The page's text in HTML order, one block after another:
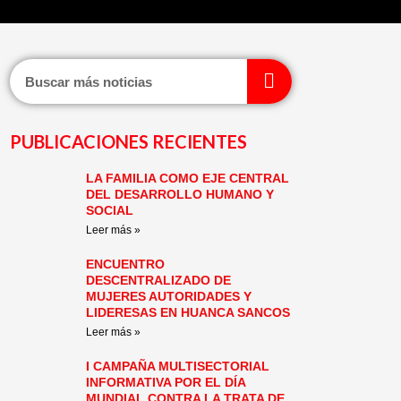
Search
PUBLICACIONES RECIENTES
LA FAMILIA COMO EJE CENTRAL
DEL DESARROLLO HUMANO Y
SOCIAL
Leer más »
ENCUENTRO
DESCENTRALIZADO DE
MUJERES AUTORIDADES Y
LIDERESAS EN HUANCA SANCOS
Leer más »
I CAMPAÑA MULTISECTORIAL
INFORMATIVA POR EL DÍA
PagePagePagePagePagePage